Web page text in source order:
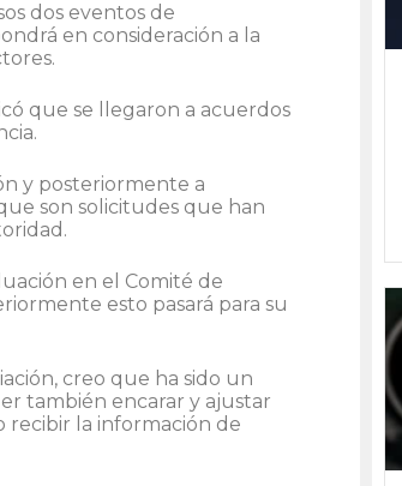
dos eventos de
en consideración a la
que se llegaron a acuerdos
y posteriormente a
son solicitudes que han
en el Comité de
esto pasará para su
creo que ha sido un
también encarar y ajustar
recibir la información de